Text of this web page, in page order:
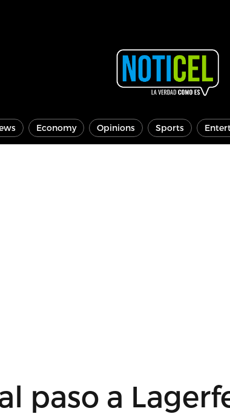
Economy Opinions Sports
paso a